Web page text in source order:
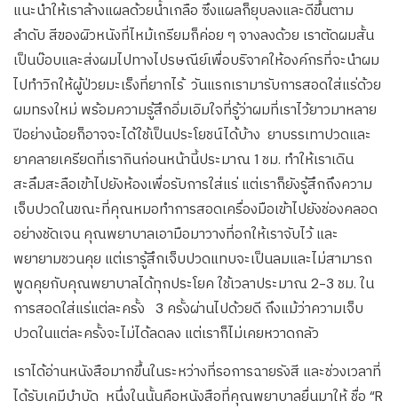
แนะนำให้เราล้างแผลด้วยน้ำเกลือ ซึงแผลก็ยุบลงและดีขึ้นตาม
ลำดับ สีของผิวหนังที่ไหม้เกรียมก็ค่อย ๆ จางลงด้วย เราตัดผมสั้น
เป็นบ๊อบและส่งผมไปทางไปรษณีย์เพื่อบริจาคให้องค์กรที่จะนำผม
ไปทำวิกให้ผู้ป่วยมะเร็งที่ยากไร้ วันแรกเรามารับการสอดใส่แร่ด้วย
ผมทรงใหม่ พร้อมความรู้สึกอิ่มเอิมใจที่รู้ว่าผมที่เราไว้ยาวมาหลาย
ปีอย่างน้อยก็อาจจะได้ใช้เป็นประโยชน์ได้บ้าง ยาบรรเทาปวดและ
ยาคลายเครียดที่เรากินก่อนหน้านี้ประมาณ 1 ชม. ทำให้เราเดิน
สะลึมสะลือเข้าไปยังห้องเพื่อรับการใส่แร่ แต่เราก็ยังรู้สึกถึงความ
เจ็บปวดในขณะที่คุณหมอทำการสอดเครื่องมือเข้าไปยังช่องคลอด
อย่างชัดเจน คุณพยาบาลเอามือมาวางที่อกให้เราจับไว้ และ
พยายามชวนคุย แต่เรารู้สึกเจ็บปวดแทบจะเป็นลมและไม่สามารถ
พูดคุยกับคุณพยาบาลได้ทุกประโยค ใช้เวลาประมาณ 2-3 ชม. ใน
การสอดใส่แร่แต่ละครั้ง 3 ครั้งผ่านไปด้วยดี ถึงแม้ว่าความเจ็บ
ปวดในแต่ละครั้งจะไม่ได้ลดลง แต่เราก็ไม่เคยหวาดกลัว
เราได้อ่านหนังสือมากขึ้นในระหว่างที่รอการฉายรังสี และช่วงเวลาที่
ได้รับเคมีบำบัด หนึ่งในนั้นคือหนังสือที่คุณพยาบาลยื่นมาให้ ชื่อ “R